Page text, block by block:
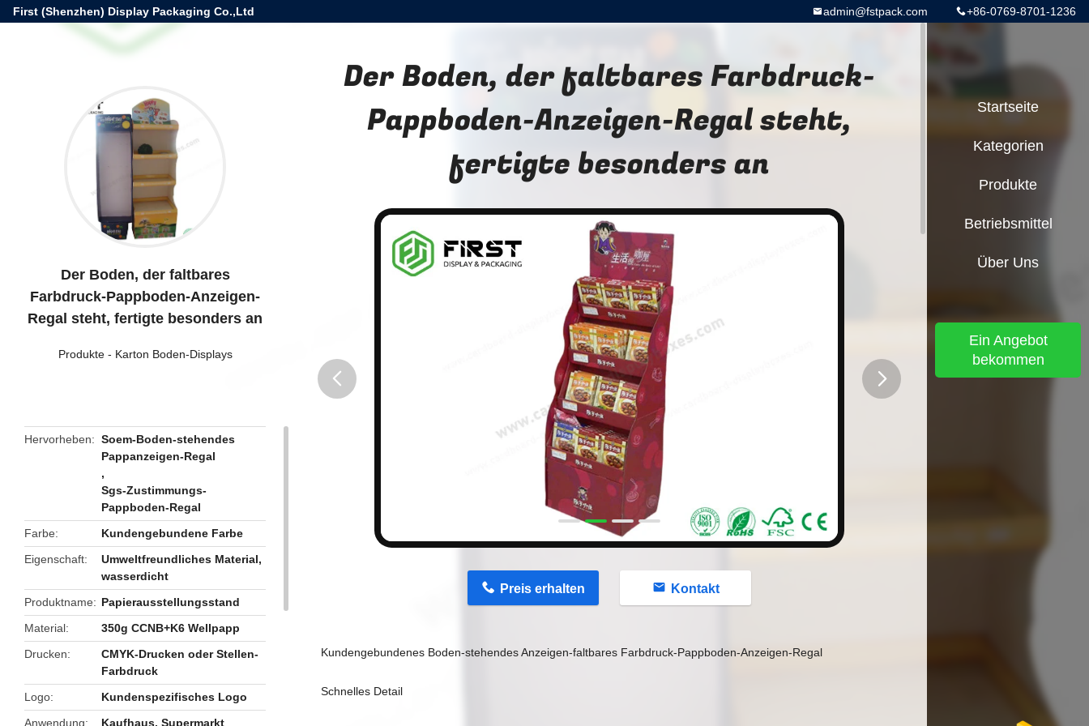
First (Shenzhen) Display Packaging Co.,Ltd +86-0769-8701-1236
admin@fstpack.com
Der Boden, der faltbares
Farbdruck-Pappboden-Anzeigen-
Regal steht, fertigte besonders an
Produkte- Karton Boden-Displays
Hervorheben
Soem-Boden-stehendes
Pappanzeigen-Regal
,
Sgs-Zustimmungs-
Pappboden-Regal
Farbe
Kundengebundene Farbe
Eigenschaft
Umweltfreundliches Material,
wasserdicht
Produktname
Papierausstellungsstand
Material
350g CCNB+K6 Wellpapp
Drucken
CMYK-Drucken oder Stellen-
Farbdruck
Logo
Kundenspezifisches Logo
Anwendung
Kaufhaus, Supermarkt
Der Boden, der faltbares Farbdruck-
Pappboden-Anzeigen-Regal steht,
fertigte besonders an
Preis erhalten Kontakt
Kundengebundenes Boden-stehendes Anzeigen-faltbares Farbdruck-Pappboden-Anzeigen-Regal
Schnelles Detail
Startseite
Kategorien
Produkte
Betriebsmittel
Über Uns
Ein Angebot
bekommen